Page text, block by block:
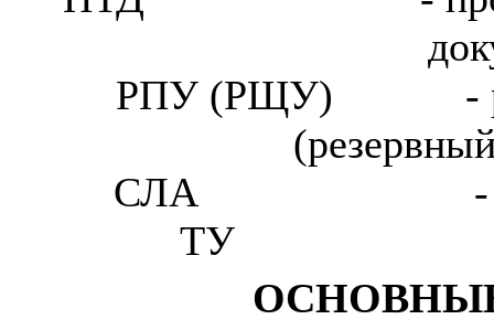
РПУ (РЩУ)
-
СЛА
ТУ